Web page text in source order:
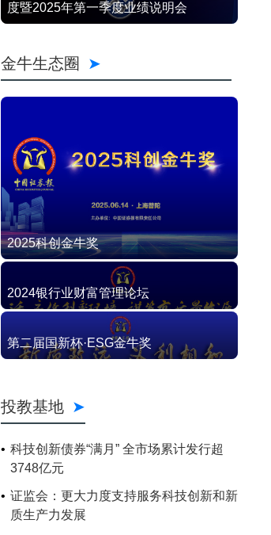
度暨2025年第一季度业绩说明会
金牛生态圈
2025科创金牛奖
2024银行业财富管理论坛
第二届国新杯·ESG金牛奖
投教基地
科技创新债券“满月” 全市场累计发行超
3748亿元
证监会：更大力度支持服务科技创新和新
质生产力发展